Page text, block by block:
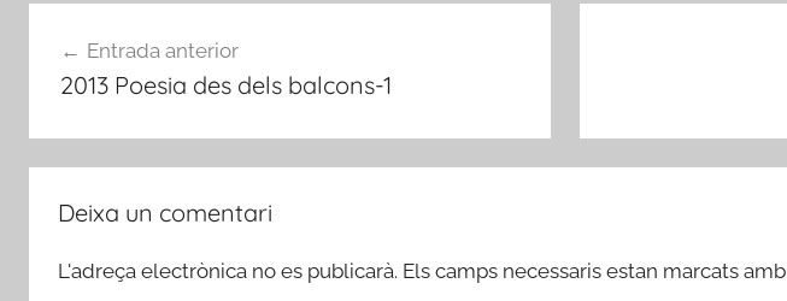
d'entrades
Entrada anterior
2013 Poesia des dels balcons-1
Deixa un comentari
L'adreça electrònica no es publicarà. Els camps necessaris estan marcats amb